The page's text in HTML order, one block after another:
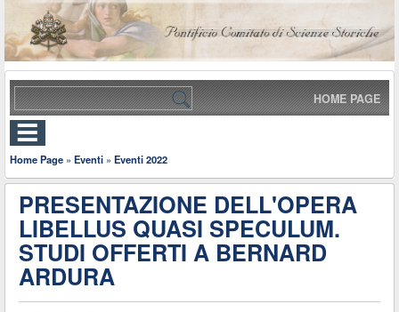
HOME PAGE
Home Page » Eventi » Eventi 2022
PRESENTAZIONE DELL'OPERA
LIBELLUS QUASI SPECULUM.
STUDI OFFERTI A BERNARD
ARDURA